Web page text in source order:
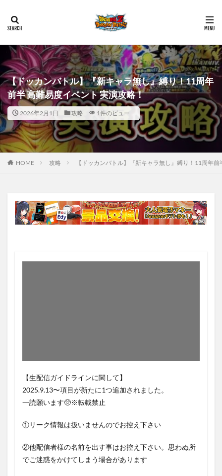
【ドッカンバトル】『新キャラ無し』縛り！11周年
前半 高難易度イベント 実演攻略！
2026年2月1日 攻略 1件のビュー
HOME 攻略 【ドッカンバトル】『新キャラ無し』縛り！11周年
【生配信ガイドラインに関して】
2025.9.13〜項目が新たに1つ追加されました。
一読願います🥺※転載禁止
①リーク情報は扱いませんのでお控え下さい
②他配信者様の名前を出す事はお控え下さい。思わぬ所
でご迷惑をかけてしまう場合があります